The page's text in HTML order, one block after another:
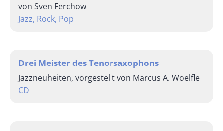
von Sven Ferchow
Jazz, Rock, Pop
Drei Meister des Tenorsaxophons
Jazzneuheiten, vorgestellt von Marcus A. Woelfle
CD